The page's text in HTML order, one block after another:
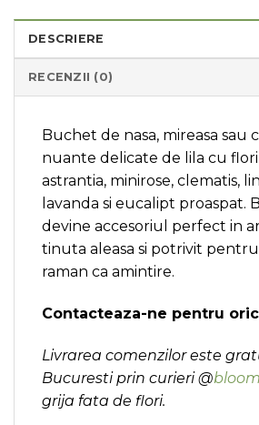
DESCRIERE
RECENZII (0)
Buchet de nasa, mireasa sau
nuante delicate de lila cu
astrantia, minirose, clematis,
lavanda si eucalipt proaspat.
devine accesoriul perfect in
tinuta aleasa si potrivit
raman ca amintire.
Contacteaza-ne pentru
Livrarea comenzilor este
Bucuresti prin curieri @
grija fata de flori.